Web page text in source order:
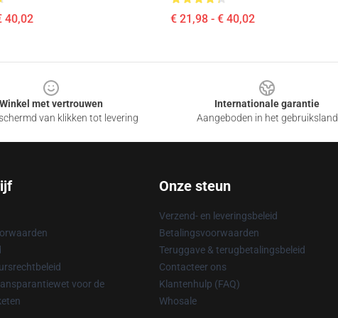
40,02 € 21,98 - € 40,02
Winkel met vertrouwen
van klikken tot levering
Internationale garantie
Aangeboden in het gebruiksland
voor de
Onze steun
Verzend- en leveringsbeleid
Betalingsvoorwaarden
Teruggave & terugbetalingsbeleid
Contacteer ons
Klantenhulp (FAQ)
Whosale